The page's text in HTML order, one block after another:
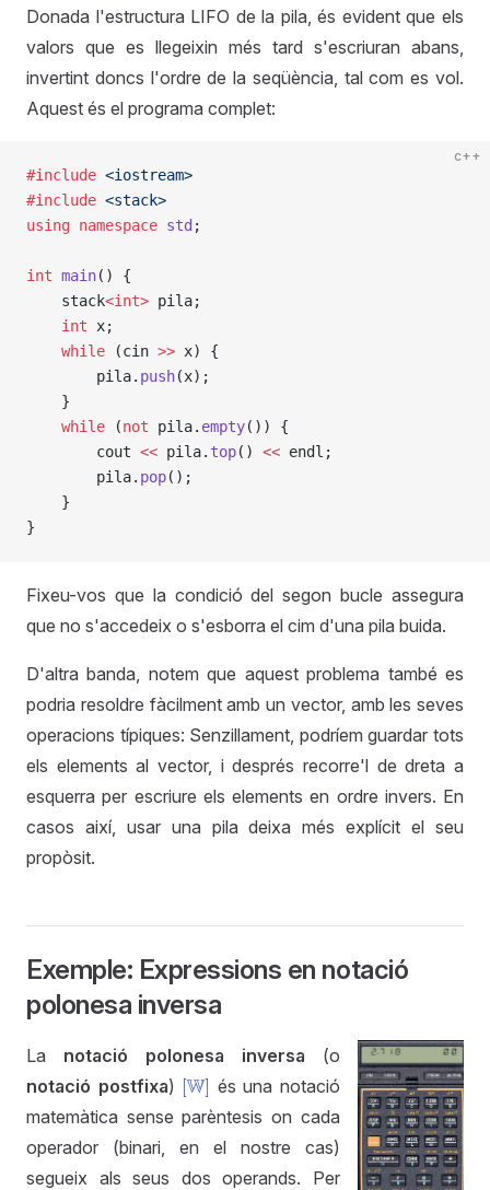
Donada l'estructura LIFO de la pila, és evident que els
valors que es llegeixin més tard s'escriuran abans,
invertint doncs l'ordre de la seqüència, tal com es vol.
Aquest és el programa complet:
c++
#include <iostream>
#include <stack>
using namespace std ;
int main() {
    stack
<int> pila;
    int
x;
    while
(cin >> x) {
        pila.
push(x);
    }
    while
(not pila. empty()) {
        cout
<< pila. top() << endl;
        pila.
pop();
    }
}
Fixeu-vos que la condició del segon bucle assegura
que no s'accedeix o s'esborra el cim d'una pila buida.
D'altra banda, notem que aquest problema també es
podria resoldre fàcilment amb un vector, amb les seves
operacions típiques: Senzillament, podríem guardar tots
els elements al vector, i després recorre'l de dreta a
esquerra per escriure els elements en ordre invers. En
casos així, usar una pila deixa més explícit el seu
propòsit.
Exemple: Expressions en notació
polonesa inversa
La notació polonesa inversa (o
notació postfixa) [W] és una notació
matemàtica sense parèntesis on cada
operador (binari, en el nostre cas)
segueix als seus dos operands. Per